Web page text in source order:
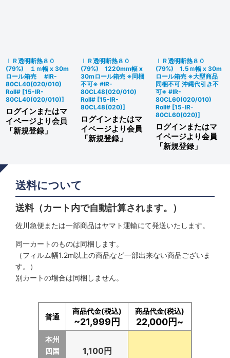
ＩＲ透明断熱８０
(79%) １ｍ幅 x 30m
ロール箱売 #IR-
80CL40(020/010)
Roll# [15-IR-
80CL40(020/010)]
ログインまたはマ
イページより会員
「新規登録」
ＩＲ透明断熱８０
(79%) 1220mm幅 x
30mロール箱売 ※同梱
不可※ #IR-
80CL48(020/010)
Roll# [15-IR-
80CL48(020)]
ログインまたはマ
イページより会員
「新規登録」
ＩＲ透明断熱８０
(79%) 1.5ｍ幅 x 30m
ロール箱売 ※大型商品
同梱不可 沖縄代引き不
可※ #IR-
80CL60(020/010)
Roll# [15-IR-
80CL60(020)]
ログインまたはマ
イページより会員
「新規登録」
送料について
送料（カート内で自動計算されます。）
佐川急便または一部商品はヤマト運輸にて発送いたします。
同一カートのものは同梱します。
（フィルム幅1.2m以上の商品など一部出来ない商品ございま
す。）
別カートの場合は同梱しません。
普通
商品代金(税込)
~21,999円
商品代金(税込)
22,000円~
本州
四国
1,100円